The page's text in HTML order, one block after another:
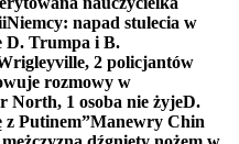
Niemcy: napad stulecia w
D. Trumpa i B.
2 policjantów
rozmowy w
North, 1 osoba nie żyjeD.
z Putinem”Manewry Chin